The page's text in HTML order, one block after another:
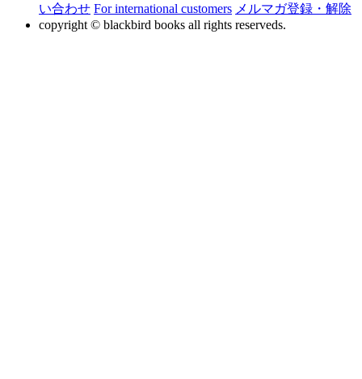
い合わせ For international customers メルマガ登録・解除
copyright © blackbird books all rights reserveds.